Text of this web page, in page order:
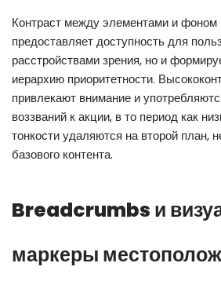
Контраст между элементами и фоном
предоставляет доступность для
расстройствами зрения, но и
иерархию приоритетности.
привлекают внимание и
воззваний к акции, в то период как
тонкости удаляются на второй план,
базового контента.
Breadcrumbs и
маркеры